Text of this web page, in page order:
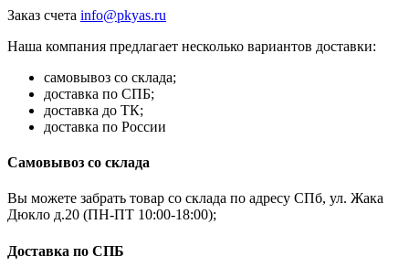
Заказ счета info@pkyas.ru
Наша компания предлагает несколько вариантов доставки:
самовывоз со склада;
доставка по СПБ;
доставка до ТК;
доставка по России
Самовывоз со склада
Вы можете забрать товар со склада по адресу СПб, ул. Жака
Дюкло д.20 (ПН-ПТ 10:00-18:00);
Доставка по СПБ